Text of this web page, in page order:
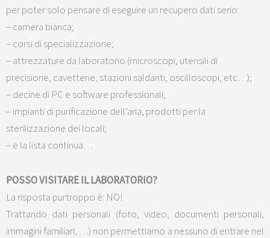
per poter solo pensare di eseguire un recupero dati serio:
– camera bianca;
– corsi di specializzazione;
– attrezzature da laboratorio (microscopi, utensili di
precisione, cavetterie, stazioni saldanti, oscilloscopi, etc…);
– decine di PC e software professionali;
– impianti di purificazione dell’aria, prodotti per la
sterilizzazione dei locali;
– e la lista continua…
POSSO VISITARE IL LABORATORIO?
La risposta purtroppo è: NO!
Trattando dati personali (foto, video, documenti personali,
immagini familiari, …) non permettiamo a nessuno di entrare nel